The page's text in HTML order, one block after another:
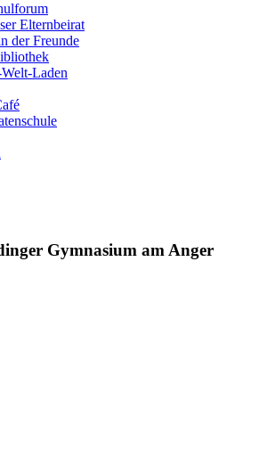
Elternbeirat
der Freunde
Laden
Gymnasium am Anger